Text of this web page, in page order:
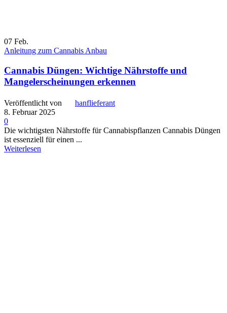
07 Feb.
Anleitung zum Cannabis Anbau
Cannabis Düngen: Wichtige Nährstoffe und
Mangelerscheinungen erkennen
Veröffentlicht von
hanflieferant
8. Februar 2025
0
Die wichtigsten Nährstoffe für Cannabispflanzen Cannabis Düngen
ist essenziell für einen ...
Weiterlesen